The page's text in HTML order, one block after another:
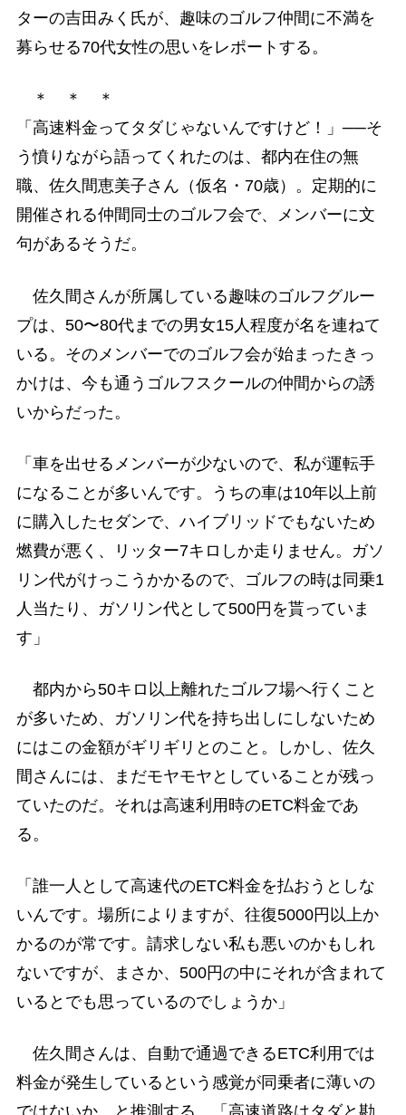
ターの吉田みく氏が、趣味のゴルフ仲間に不満を
募らせる70代女性の思いをレポートする。
＊ ＊ ＊
「高速料金ってタダじゃないんですけど！」──そ
う憤りながら語ってくれたのは、都内在住の無
職、佐久間恵美子さん（仮名・70歳）。定期的に
開催される仲間同士のゴルフ会で、メンバーに文
句があるそうだ。
佐久間さんが所属している趣味のゴルフグルー
プは、50〜80代までの男女15人程度が名を連ねて
いる。そのメンバーでのゴルフ会が始まったきっ
かけは、今も通うゴルフスクールの仲間からの誘
いからだった。
「車を出せるメンバーが少ないので、私が運転手
になることが多いんです。うちの車は10年以上前
に購入したセダンで、ハイブリッドでもないため
燃費が悪く、リッター7キロしか走りません。ガソ
リン代がけっこうかかるので、ゴルフの時は同乗1
人当たり、ガソリン代として500円を貰っていま
す」
都内から50キロ以上離れたゴルフ場へ行くこと
が多いため、ガソリン代を持ち出しにしないため
にはこの金額がギリギリとのこと。しかし、佐久
間さんには、まだモヤモヤとしていることが残っ
ていたのだ。それは高速利用時のETC料金であ
る。
「誰一人として高速代のETC料金を払おうとしな
いんです。場所によりますが、往復5000円以上か
かるのが常です。請求しない私も悪いのかもしれ
ないですが、まさか、500円の中にそれが含まれて
いるとでも思っているのでしょうか」
佐久間さんは、自動で通過できるETC利用では
料金が発生しているという感覚が同乗者に薄いの